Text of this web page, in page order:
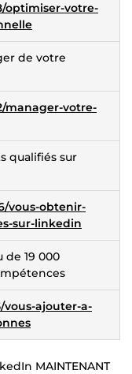
optimiser-votre-
de votre
manager-votre-
qualifiés sur
vous-obtenir-
sur-linkedin
de 19 000
vous-ajouter-a-
MAINTENANT